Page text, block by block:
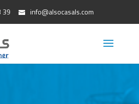
39 info@alsocasals.com